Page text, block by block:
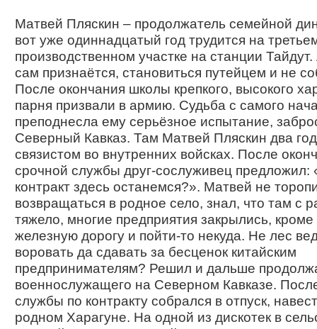
Матвей Пляскин – продолжатель семейной
вот уже одиннадцатый год трудится на
производственном участке на станции Тайдут.
сам признаётся, становиться путейцем и не
После окончания школы крепкого, высокого
парня призвали в армию. Судьба с самого
преподнесла ему серьёзное испытание,
Северный Кавказ. Там Матвей Пляскин два
связистом во внутренних войсках. После
срочной службы друг-сослуживец предложил:
контракт здесь останемся?». Матвей не
возвращаться в родное село, знал, что там с
тяжело, многие предприятия закрылись, кроме
железную дорогу и пойти-то некуда. Не лес
воровать да сдавать за бесценок китайским
предпринимателям? Решил и дальше
военнослужащего на Северном Кавказе.
службы по контракту собрался в отпуск,
родном Харагуне. На одной из дискотек в